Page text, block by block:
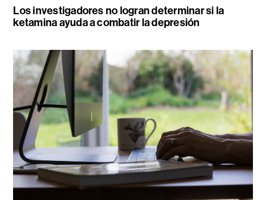
Los investigadores no logran determinar si la
ketamina ayuda a combatir la depresión